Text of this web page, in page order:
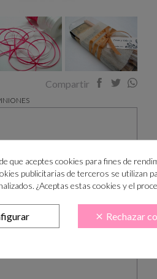
Compartir
al pedido"
como bajo pedido al lado
que aceptes cookies para fines de
publicitarias de terceros se utilizan
¿Aceptas estas cookies y el
clear Rechazar